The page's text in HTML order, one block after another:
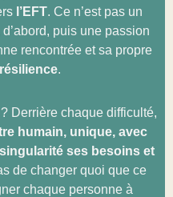
l’EFT. Ce n’est pas un
d’abord, puis une passion
rencontrée et sa propre
.
Derrière chaque difficulté,
humain, unique, avec
ses besoins et
de changer quoi que ce
chaque personne à